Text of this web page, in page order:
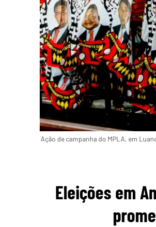
Ação de campanha do MPLA, em
Eleições em